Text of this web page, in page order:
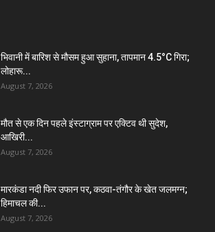
भिवानी में बारिश से मौसम हुआ सुहाना, तापमान 4.5°C गिरा;
लोहारू...
August 7, 2026
मौत से एक दिन पहले इंस्टाग्राम पर एक्टिव थी सुदेश,
आखिरी...
August 7, 2026
मारकंडा नदी फिर उफान पर, कठवा-तंगौर के खेत जलमग्न;
हिमाचल की...
August 7, 2026